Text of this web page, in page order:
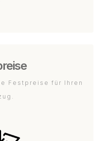
Festpreise für Ihren